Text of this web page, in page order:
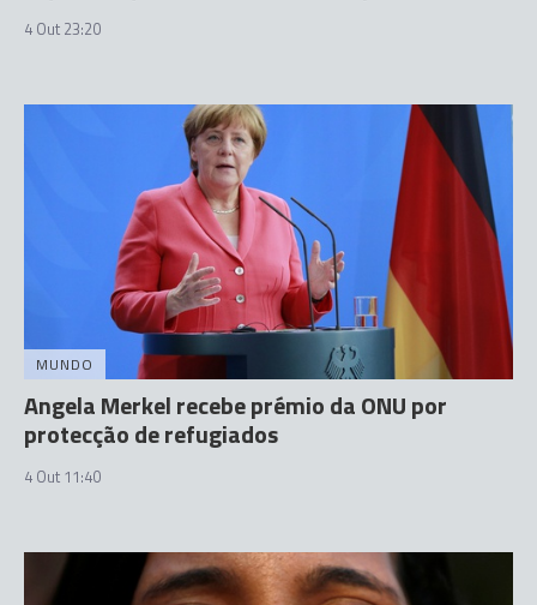
4 Out 23:20
MUNDO
Angela Merkel recebe prémio da ONU por
protecção de refugiados
4 Out 11:40